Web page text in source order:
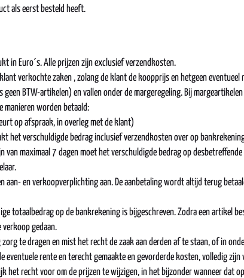
als eerst besteld heeft.
in Euro´s. Alle prijzen zijn exclusief verzendkosten.
verkochte zaken , zolang de klant de koopprijs en hetgeen
BTW-artikelen) en vallen onder de margeregeling. Bij
manieren worden betaald:
op afspraak, in overleg met de klant)
het verschuldigde bedrag inclusief verzendkosten over op
van maximaal 7 dagen moet het verschuldigde bedrag op
aan- en verkoopverplichting aan. De aanbetaling wordt altijd terug
totaalbedrag op de bankrekening is bijgeschreven. Zodra een artikel
gedaan.
te dragen en mist het recht de zaak aan derden af te staan, of in
eventuele rente en terecht gemaakte en gevorderde kosten, volledig zijn
het recht voor om de prijzen te wijzigen, in het bijzonder wanneer dat